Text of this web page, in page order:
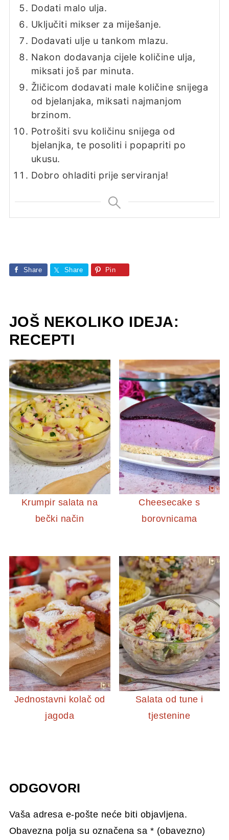
Dodati malo ulja.
Uključiti mikser za miješanje.
Dodavati ulje u tankom mlazu.
Nakon dodavanja cijele količine ulja,
miksati još par minuta.
Žličicom dodavati male količine snijega
od bjelanjaka, miksati najmanjom
brzinom.
Potrošiti svu količinu snijega od
bjelanjka, te posoliti i popapriti po
ukusu.
Dobro ohladiti prije serviranja!
Share Share Pin
JOŠ NEKOLIKO IDEJA:
RECEPTI
Krumpir salata na
bečki način
Cheesecake s
borovnicama
Jednostavni kolač od
jagoda
Salata od tune i
tjestenine
ODGOVORI
Vaša adresa e-pošte neće biti objavljena.
Obavezna polja su označena sa * (obavezno)